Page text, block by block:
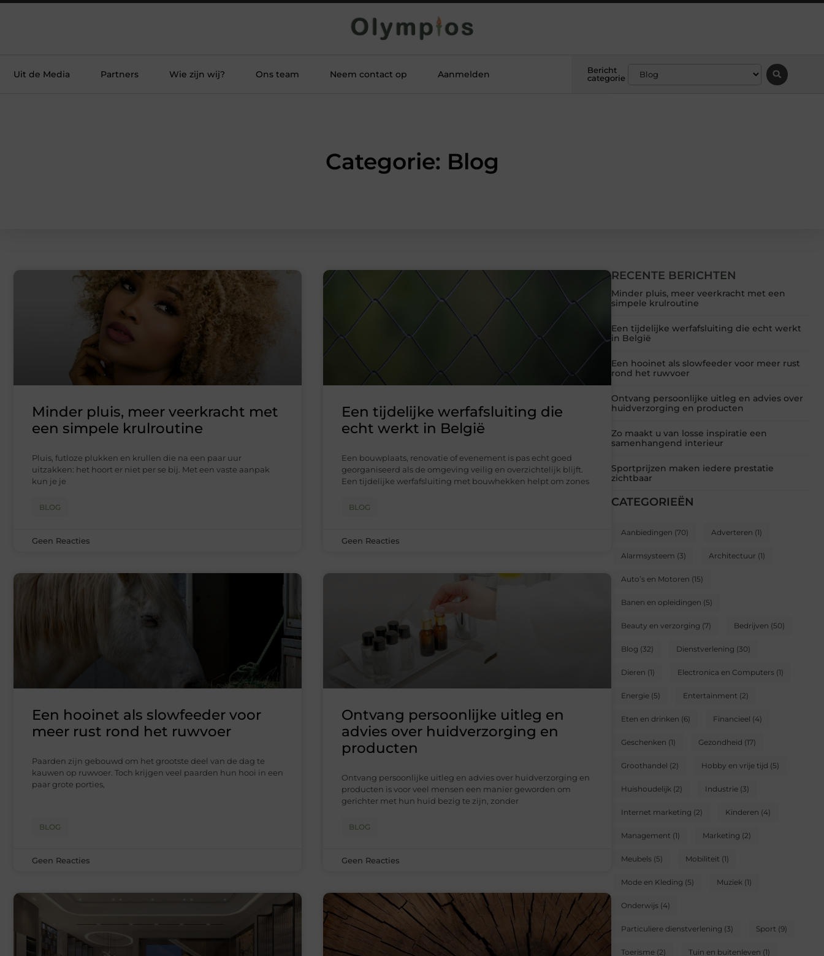
Uit de Media Partners Wie zijn wij? Ons team Neem contact op Aanmelden
Bericht
categorie
Categorie: Blog
RECENTE BERICHTEN
Minder pluis, meer veerkracht met een
simpele krulroutine
Een tijdelijke werfafsluiting die echt werkt
in België
Een hooinet als slowfeeder voor meer rust
rond het ruwvoer
Ontvang persoonlijke uitleg en advies over
huidverzorging en producten
Zo maakt u van losse inspiratie een
samenhangend interieur
Sportprijzen maken iedere prestatie
zichtbaar
CATEGORIEËN
Aanbiedingen (70) Adverteren (1)
Alarmsysteem (3) Architectuur (1)
Auto’s en Motoren (15)
Banen en opleidingen (5)
Beauty en verzorging (7) Bedrijven (50)
Blog (32) Dienstverlening (30)
Dieren (1) Electronica en Computers (1)
Energie (5) Entertainment (2)
Eten en drinken (6) Financieel (4)
Geschenken (1) Gezondheid (17)
Groothandel (2) Hobby en vrije tijd (5)
Huishoudelijk (2) Industrie (3)
Internet marketing (2) Kinderen (4)
Management (1) Marketing (2)
Meubels (5) Mobiliteit (1)
Mode en Kleding (5) Muziek (1)
Onderwijs (4)
Particuliere dienstverlening (3) Sport (9)
Toerisme (2) Tuin en buitenleven (1)
Minder pluis, meer veerkracht met
een simpele krulroutine
Pluis, futloze plukken en krullen die na een paar uur
uitzakken: het hoort er niet per se bij. Met een vaste aanpak
kun je je
BLOG
Geen Reacties
Een tijdelijke werfafsluiting die
echt werkt in België
Een bouwplaats, renovatie of evenement is pas echt goed
georganiseerd als de omgeving veilig en overzichtelijk blijft.
Een tijdelijke werfafsluiting met bouwhekken helpt om zones
BLOG
Geen Reacties
Een hooinet als slowfeeder voor
meer rust rond het ruwvoer
Paarden zijn gebouwd om het grootste deel van de dag te
kauwen op ruwvoer. Toch krijgen veel paarden hun hooi in een
paar grote porties,
BLOG
Geen Reacties
Ontvang persoonlijke uitleg en
advies over huidverzorging en
producten
Ontvang persoonlijke uitleg en advies over huidverzorging en
producten is voor veel mensen een manier geworden om
gerichter met hun huid bezig te zijn, zonder
BLOG
Geen Reacties